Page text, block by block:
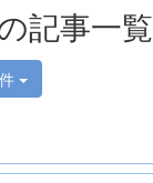
記事一覧